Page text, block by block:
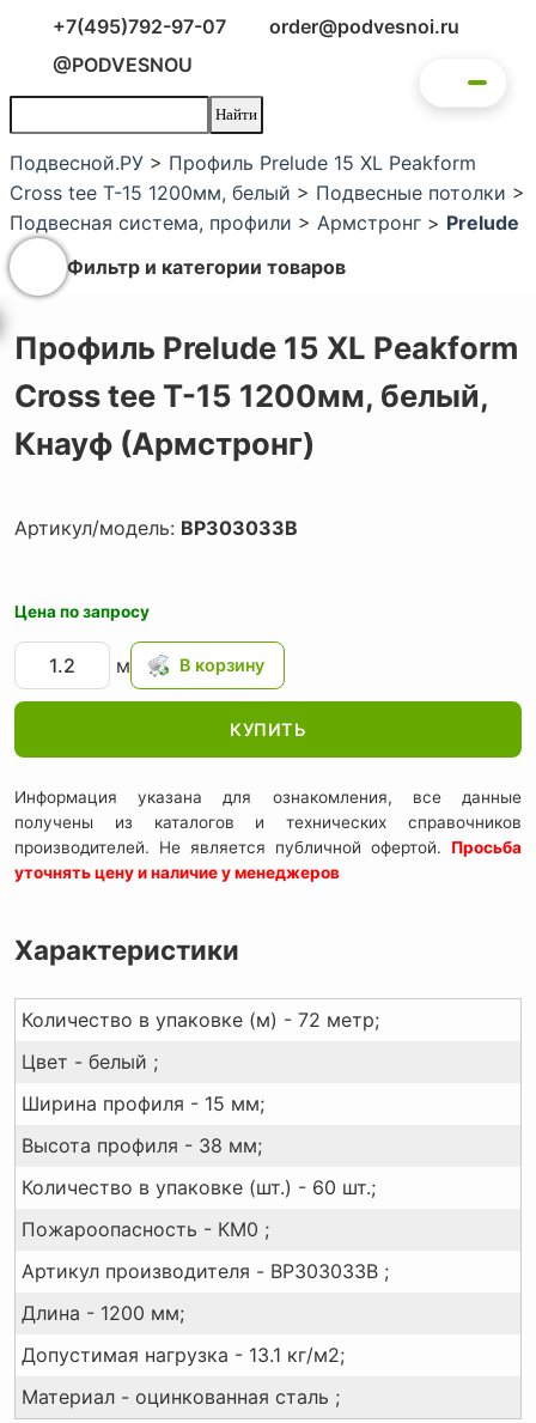
+7(495)792-97-07
order@podvesnoi.ru
@PODVESNOU
Подвесной.РУ > Профиль Prelude 15 XL Peakform
Cross tee T-15 1200мм, белый > Подвесные потолки >
Подвесная система, профили > Армстронг > Prelude
Фильтр и категории товаров
Профиль Prelude 15 XL Peakform
Cross tee T-15 1200мм, белый,
Кнауф (Армстронг)
Артикул/модель: BP303033B
Цена по запросу
м
КУПИТЬ
Информация указана для ознакомления, все данные
получены из каталогов и технических справочников
производителей. Не является публичной офертой. Просьба
уточнять цену и наличие у менеджеров
Характеристики
Количество в упаковке (м) - 72 метр;
Цвет - белый ;
Ширина профиля - 15 мм;
Высота профиля - 38 мм;
Количество в упаковке (шт.) - 60 шт.;
Пожароопасность - КМ0 ;
Артикул производителя - BP303033B ;
Длина - 1200 мм;
Допустимая нагрузка - 13.1 кг/м2;
Материал - оцинкованная сталь ;